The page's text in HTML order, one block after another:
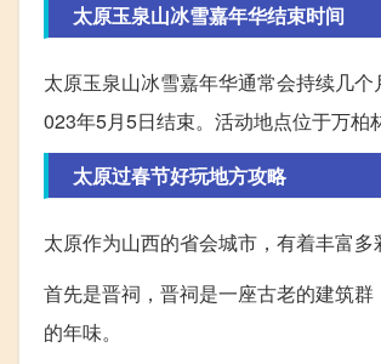
太原玉泉山冰雪嘉年华结束时间
太原玉泉山冰雪嘉年华通常会持续几
023年5月5日结束。活动地点位于万柏
太原过春节好玩地方攻略
太原作为山西的省会城市，有着丰富
首先是晋祠，晋祠是一座古老的建筑
的年味。